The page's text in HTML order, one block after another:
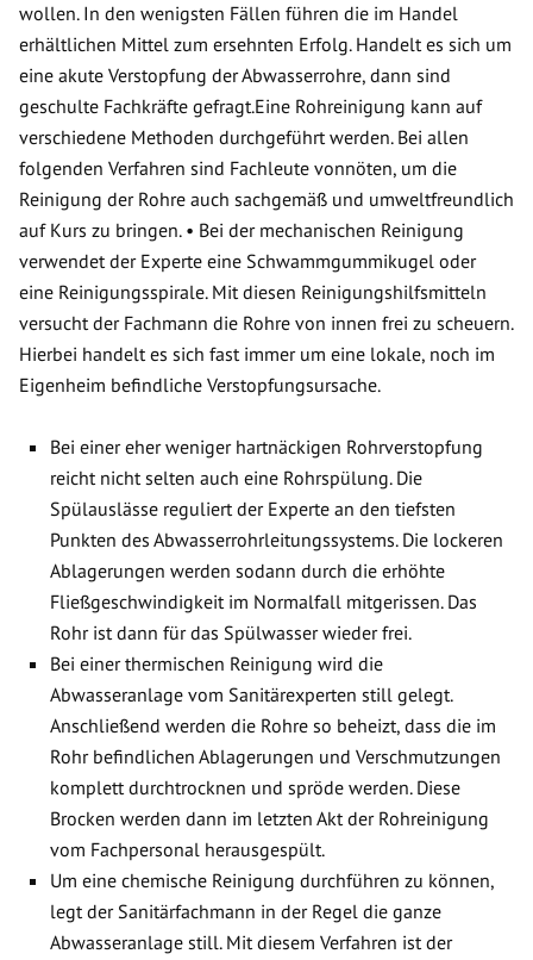
wollen. In den wenigsten Fällen führen die im Handel
erhältlichen Mittel zum ersehnten Erfolg. Handelt es sich um
eine akute Verstopfung der Abwasserrohre, dann sind
geschulte Fachkräfte gefragt.Eine Rohreinigung kann auf
verschiedene Methoden durchgeführt werden. Bei allen
folgenden Verfahren sind Fachleute vonnöten, um die
Reinigung der Rohre auch sachgemäß und umweltfreundlich
auf Kurs zu bringen. • Bei der mechanischen Reinigung
verwendet der Experte eine Schwammgummikugel oder
eine Reinigungsspirale. Mit diesen Reinigungshilfsmitteln
versucht der Fachmann die Rohre von innen frei zu scheuern.
Hierbei handelt es sich fast immer um eine lokale, noch im
Eigenheim befindliche Verstopfungsursache.
Bei einer eher weniger hartnäckigen Rohrverstopfung
reicht nicht selten auch eine Rohrspülung. Die
Spülauslässe reguliert der Experte an den tiefsten
Punkten des Abwasserrohrleitungssystems. Die lockeren
Ablagerungen werden sodann durch die erhöhte
Fließgeschwindigkeit im Normalfall mitgerissen. Das
Rohr ist dann für das Spülwasser wieder frei.
Bei einer thermischen Reinigung wird die
Abwasseranlage vom Sanitärexperten still gelegt.
Anschließend werden die Rohre so beheizt, dass die im
Rohr befindlichen Ablagerungen und Verschmutzungen
komplett durchtrocknen und spröde werden. Diese
Brocken werden dann im letzten Akt der Rohreinigung
vom Fachpersonal herausgespült.
Um eine chemische Reinigung durchführen zu können,
legt der Sanitärfachmann in der Regel die ganze
Abwasseranlage still. Mit diesem Verfahren ist der